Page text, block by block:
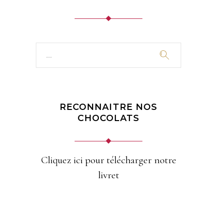
for:
RECONNAITRE NOS
CHOCOLATS
Cliquez ici pour télécharger notre
livret